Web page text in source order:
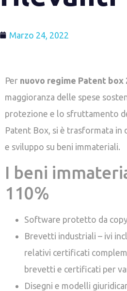
Marzo 24, 2022
Per nuovo regime Patent box
maggioranza delle spese
protezione e lo sfruttamento
Patent Box, si è trasformata in
e sviluppo su beni immateriali.
I beni
110%
Software protetto da
Brevetti industriali – ivi
relativi certificati
brevetti e certificati per
Disegni e modelli